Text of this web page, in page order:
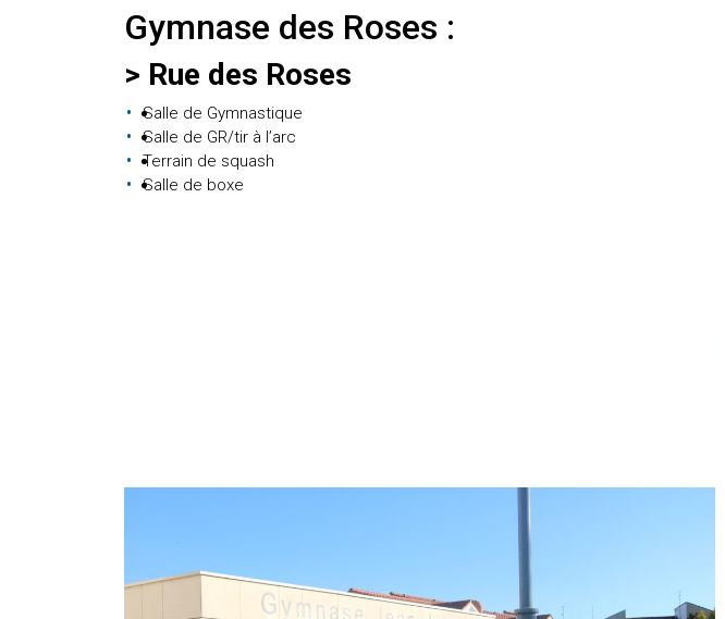
Gymnase des Roses :
> Rue des Roses
Salle de Gymnastique
Salle de GR/tir à l’arc
Terrain de squash
Salle de boxe